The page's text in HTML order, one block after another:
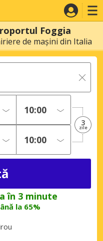
Foggia
de mașini din Italia
3
zile
în 3 minute
la 65%